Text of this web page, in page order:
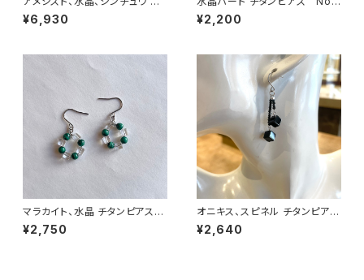
ヤリング No.38144
¥6,930
33051
¥2,200
マラカイト、水晶 チタンピアス
No.33102
¥2,750
オニキス、スピネル チタンピア
ス No.33105
¥2,640